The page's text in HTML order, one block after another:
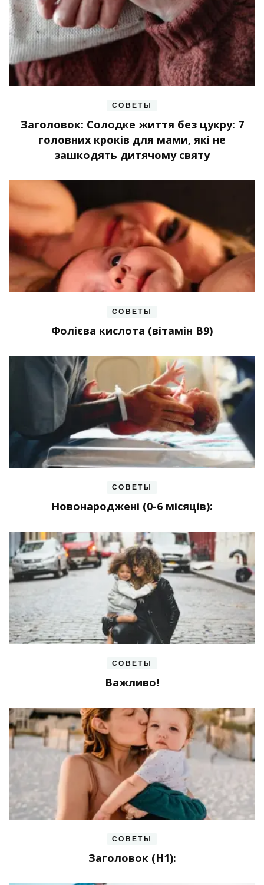
СОВЕТЫ
Заголовок: Солодке життя без цукру: 7
головних кроків для мами, які не
зашкодять дитячому святу
СОВЕТЫ
Фолієва кислота (вітамін В9)
СОВЕТЫ
Новонароджені (0-6 місяців):
СОВЕТЫ
Важливо!
СОВЕТЫ
Заголовок (H1):